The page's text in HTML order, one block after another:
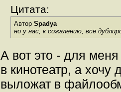
Цитата:
Автор Spadya
но у нас, к сожалению, все
А вот это - для
в кинотеатр, а хочу
выложат в